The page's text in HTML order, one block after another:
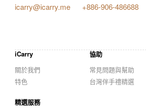
icarry@icarry.me +886-906-486688
iCarry
關於我們
特色
協助
常見問題與幫助
台灣伴手禮精選
精選服務